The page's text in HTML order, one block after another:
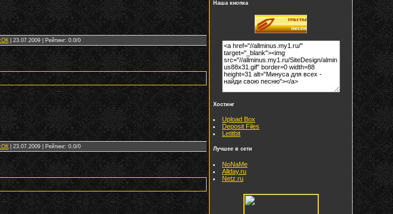
|23.07.2009 | Рейтинг: 0.0/0
|23.07.2009 | Рейтинг: 0.0/0
Наша кнопка
Хостинг
Upload Box
Deposit Files
Letitbit
Лучшее в сети
NoNaMe
Allday.ru
Netz.ru